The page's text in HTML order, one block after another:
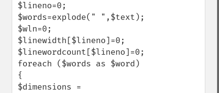
$lineno=0;
$words=explode(" ",$text);
$wln=0;
$linewidth[$lineno]=0;
$linewordcount[$lineno]=0;
foreach ($words as $word)
{
$dimensions =